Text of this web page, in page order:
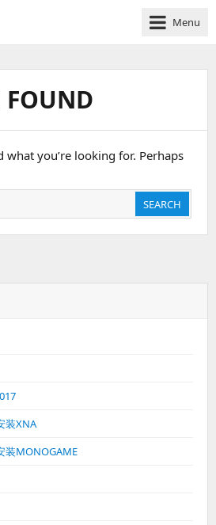
Menu
what you’re looking for. Perhaps
SEARCH
装XNA
装MONOGAME